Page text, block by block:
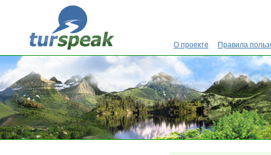
Перейти к основному содержанию
О проекте Правила